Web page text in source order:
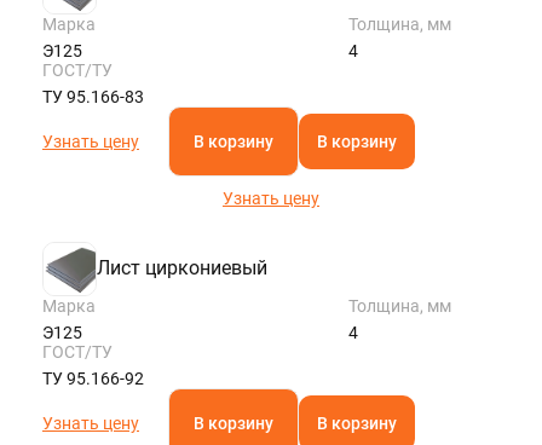
Марка
Э125
Толщина, мм
4
ГОСТ/ТУ
ТУ 95.166-83
Узнать цену В корзину В корзину
Узнать цену
Лист циркониевый
Марка
Э125
Толщина, мм
4
ГОСТ/ТУ
ТУ 95.166-92
Узнать цену В корзину В корзину